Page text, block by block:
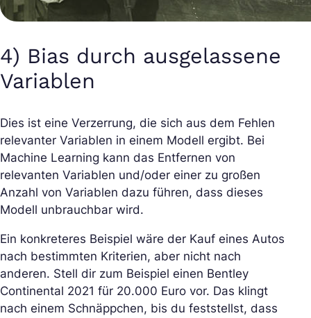
4) Bias durch ausgelassene
Variablen
Dies ist eine Verzerrung, die sich aus dem Fehlen
relevanter Variablen in einem Modell ergibt. Bei
Machine Learning kann das Entfernen von
relevanten Variablen und/oder einer zu großen
Anzahl von Variablen dazu führen, dass dieses
Modell unbrauchbar wird.
Ein konkreteres Beispiel wäre der Kauf eines Autos
nach bestimmten Kriterien, aber nicht nach
anderen. Stell dir zum Beispiel einen Bentley
Continental 2021 für 20.000 Euro vor. Das klingt
nach einem Schnäppchen, bis du feststellst, dass